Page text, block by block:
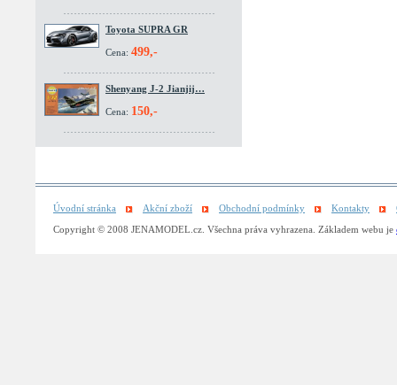
Toyota SUPRA GR
Cena: 499,-
Shenyang J-2 Jianjij…
Cena: 150,-
Úvodní stránka Akční zboží Obchodní podmínky Kontakty
Copyright © 2008 JENAMODEL.cz. Všechna práva vyhrazena. Základem webu je